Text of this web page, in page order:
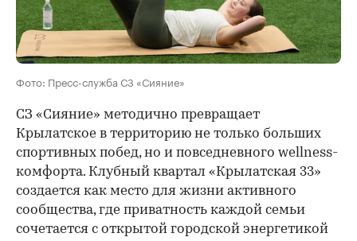
Фото: Пресс-служба СЗ «Сияние»
СЗ «Сияние» методично превращает
Крылатское в территорию не только больших
спортивных побед, но и повседневного wellness-
комфорта. Клубный квартал «Крылатская 33»
создается как место для жизни активного
сообщества, где приватность каждой семьи
сочетается с открытой городской энергетикой